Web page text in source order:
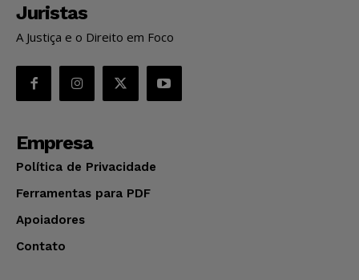
Juristas
A Justiça e o Direito em Foco
Empresa
Política de Privacidade
Ferramentas para PDF
Apoiadores
Contato